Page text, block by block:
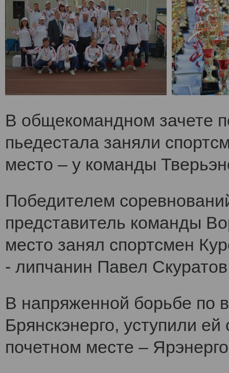
В общекомандном зачете
пьедестала заняли
место – у команды
Победителем
представитель команды
место занял спортсмен
- липчанин Павел
В напряженной борьбе по
Брянскэнерго, уступили
почетном месте –